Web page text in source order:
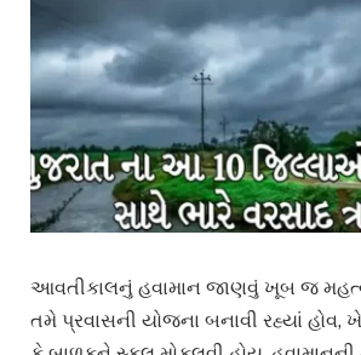
આવતીકાલનું હવામાન જાણવું ખૂબ જ
તમે પ્રવાસની યોજના બનાવી રહ્યાં હોવ,